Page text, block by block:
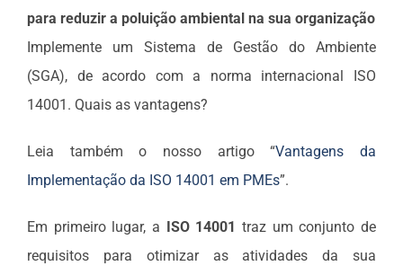
para reduzir a poluição ambiental na sua organização
Implemente um Sistema de Gestão do Ambiente
(SGA), de acordo com a norma internacional ISO
14001. Quais as vantagens?
Leia também o nosso artigo “Vantagens da
Implementação da ISO 14001 em PMEs”.
Em primeiro lugar, a ISO 14001 traz um conjunto de
requisitos para otimizar as atividades da sua